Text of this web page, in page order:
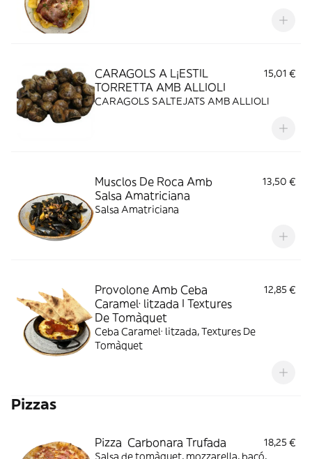
CARAGOLS A L¡ESTIL
TORRETTA AMB ALLIOLI
15,01 €
CARAGOLS SALTEJATS AMB ALLIOLI
Musclos De Roca Amb
Salsa Amatriciana
13,50 €
Salsa Amatriciana
Provolone Amb Ceba
Caramel· litzada I Textures
De Tomàquet
12,85 €
Ceba Caramel· litzada, Textures De
Tomàquet
Pizzas
Pizza Carbonara Trufada
18,25 €
Salsa de tomàquet, mozzarella, bacó,